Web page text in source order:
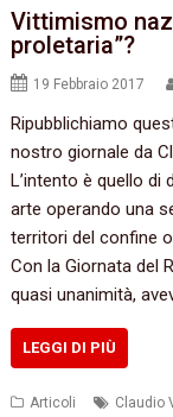
Vittimismo
proletaria”?
19 Febbraio 2017
Ripubblichiamo
nostro giornale da
L’intento è quello
arte operando una
territori del confine
Con la Giornata del
quasi unanimità,
LEGGI DI PIÙ
Articoli Claudio